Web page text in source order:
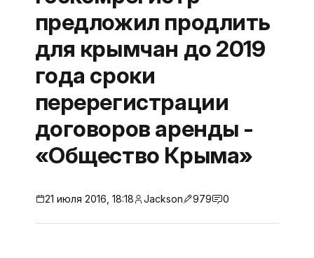
предложил продлить
для крымчан до 2019
года сроки
перерегистрации
договоров аренды -
«Общество Крыма»
21 июля 2016, 18:18 Jackson 979 0